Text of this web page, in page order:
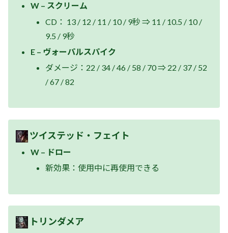
W – スクリーム
CD： 13 / 12 / 11 / 10 / 9秒 ⇒ 11 / 10.5 / 10 /
9.5 / 9秒
E – ヴォーパルスパイク
ダメージ：22 / 34 / 46 / 58 / 70 ⇒ 22 / 37 / 52
/ 67 / 82
ツイステッド・フェイト
W – ドロー
新効果：使用中に再使用できる
トリンダメア